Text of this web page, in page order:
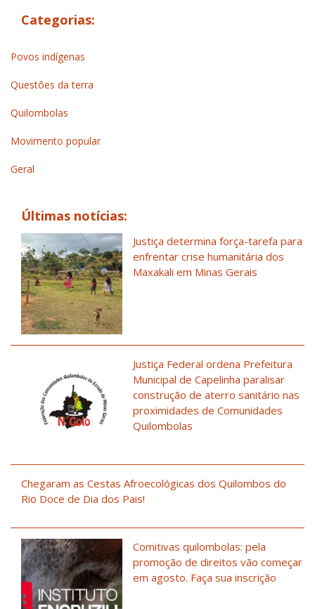
Categorias:
Povos indígenas
Questões da terra
Quilombolas
Movimento popular
Geral
Últimas notícias:
Justiça determina força-tarefa para
enfrentar crise humanitária dos
Maxakali em Minas Gerais
Justiça Federal ordena Prefeitura
Municipal de Capelinha paralisar
construção de aterro sanitário nas
proximidades de Comunidades
Quilombolas
Chegaram as Cestas Afroecológicas dos Quilombos do
Rio Doce de Dia dos Pais!
Comitivas quilombolas: pela
promoção de direitos vão começar
em agosto. Faça sua inscrição